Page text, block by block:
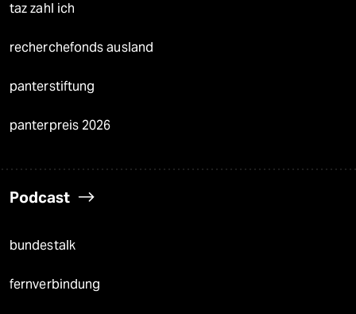
taz zahl ich
recherchefonds ausland
panterstiftung
panterpreis 2026
Podcast
bundestalk
fernverbindung